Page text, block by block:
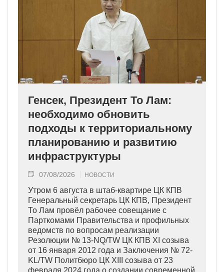
Генсек, Президент То Лам:
необходимо обновить
подходы к территориальному
планированию и развитию
инфраструктуры
07/08/2026 НОВОСТИ
Утром 6 августа в штаб-квартире ЦК КПВ
Генеральный секретарь ЦК КПВ, Президент
То Лам провёл рабочее совещание с
Парткомами Правительства и профильных
ведомств по вопросам реализации
Резолюции № 13-NQ/TW ЦК КПВ XI созыва
от 16 января 2012 года и Заключения № 72-
KL/TW Политбюро ЦК XIII созыва от 23